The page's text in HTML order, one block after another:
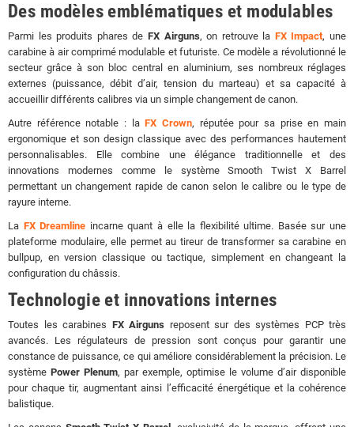
Des modèles emblématiques et modulables
Parmi les produits phares de FX Airguns, on retrouve la FX Impact, une
carabine à air comprimé modulable et futuriste. Ce modèle a révolutionné le
secteur grâce à son bloc central en aluminium, ses nombreux réglages
externes (puissance, débit d’air, tension du marteau) et sa capacité à
accueillir différents calibres via un simple changement de canon.
Autre référence notable : laFX Crown, réputée pour sa prise en main
ergonomique et son design classique avec des performances hautement
personnalisables. Elle combine une élégance traditionnelle et des
innovations modernes comme le système Smooth Twist X Barrel
permettant un changement rapide de canon selon le calibre ou le type de
rayure interne.
La FX Dreamline incarne quant à elle la flexibilité ultime. Basée sur une
plateforme modulaire, elle permet au tireur de transformer sa carabine en
bullpup, en version classique ou tactique, simplement en changeant la
configuration du châssis.
Technologie et innovations internes
Toutes les carabines FX Airguns reposent sur des systèmes PCP très
avancés. Les régulateurs de pression sont conçus pour garantir une
constance de puissance, ce qui améliore considérablement la précision. Le
système Power Plenum, par exemple, optimise le volume d’air disponible
pour chaque tir, augmentant ainsi l’efficacité énergétique et la cohérence
balistique.